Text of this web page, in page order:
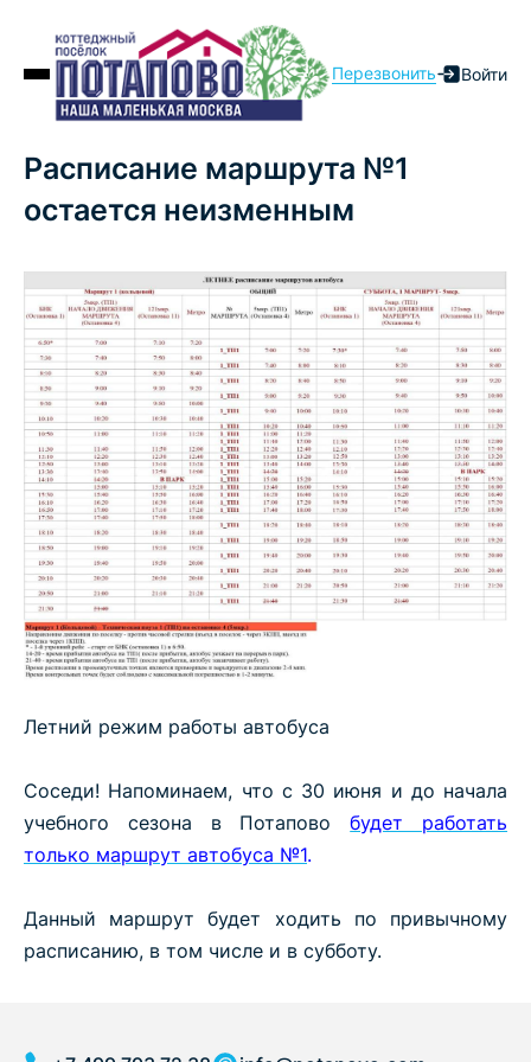
Перезвонить Войти
Расписание маршрута №1
остается неизменным
Летний режим работы автобуса
Соседи! Напоминаем, что с 30 июня и до начала
учебного сезона в Потапово
будет работать
только маршрут автобуса №1.
Данный маршрут будет ходить по привычному
расписанию, в том числе и в субботу.